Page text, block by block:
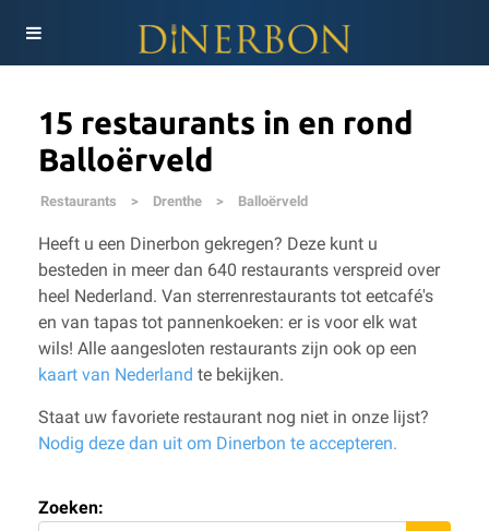
15 restaurants in en rond
Balloërveld
Restaurants > Drenthe > Balloërveld
Heeft u een Dinerbon gekregen? Deze kunt u
besteden in meer dan 640 restaurants verspreid over
heel Nederland. Van sterrenrestaurants tot eetcafé's
en van tapas tot pannenkoeken: er is voor elk wat
wils! Alle aangesloten restaurants zijn ook op een
kaart van Nederland te bekijken.
Staat uw favoriete restaurant nog niet in onze lijst?
Nodig deze dan uit om Dinerbon te accepteren.
Zoeken: